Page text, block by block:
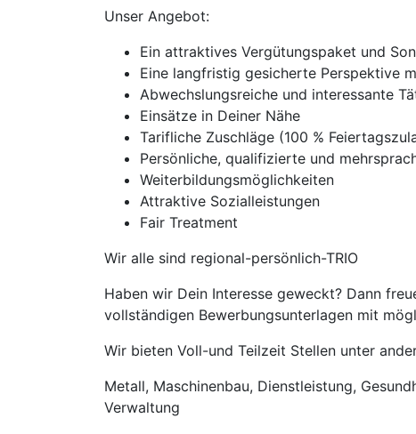
Unser Angebot:
Ein attraktives Vergütungspaket und
Eine langfristig gesicherte Perspektive
Abwechslungsreiche und interessante
Einsätze in Deiner Nähe
Tarifliche Zuschläge (100 %
Persönliche, qualifizierte und
Weiterbildungsmöglichkeiten
Attraktive Sozialleistungen
Fair Treatment
Wir alle sind regional-persönlich-TRIO
Haben wir Dein Interesse geweckt? Dann
vollständigen Bewerbungsunterlagen mit
Wir bieten Voll-und Teilzeit Stellen unter
Metall, Maschinenbau, Dienstleistung,
Verwaltung